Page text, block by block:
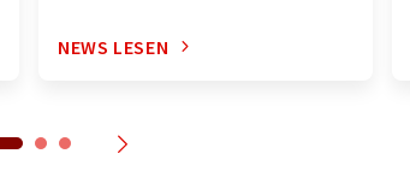
NEWS LESEN